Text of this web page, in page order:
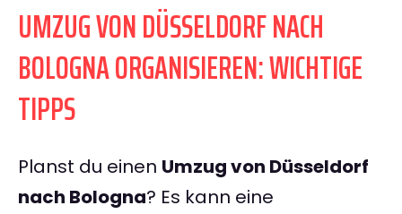
UMZUG VON DÜSSELDORF NACH
BOLOGNA ORGANISIEREN: WICHTIGE
TIPPS
Planst du einen Umzug von Düsseldorf
nach Bologna? Es kann eine